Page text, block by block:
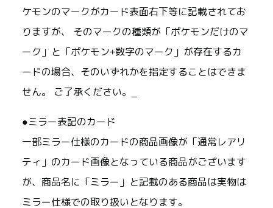
ケモンのマークがカード表面右下等に記載されてお
りますが、 そのマークの種類が「ポケモンだけのマ
ーク」と「ポケモン+数字のマーク」が存在するカ
ードの場合、そのいずれかを指定することはできま
せん。 ご了承ください。_
●ミラー表記のカード
一部ミラー仕様のカードの商品画像が「通常レアリ
ティ」のカード画像となっている商品がございます
が、商品名に「ミラー」と記載のある商品は実物は
ミラー仕様での取り扱いとなります。